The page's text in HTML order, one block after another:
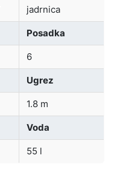
jadrnica
Posadka
6
Ugrez
1.8 m
Voda
55 l